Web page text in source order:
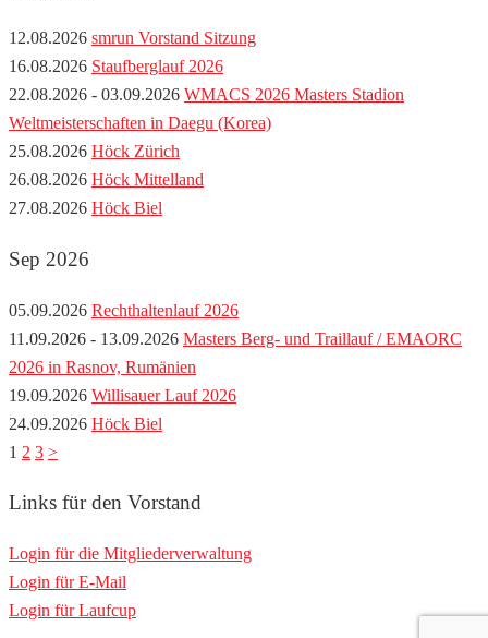
12.08.2026 smrun Vorstand Sitzung
16.08.2026 Staufberglauf 2026
22.08.2026 - 03.09.2026 WMACS 2026 Masters Stadion
Weltmeisterschaften in Daegu (Korea)
25.08.2026 Höck Zürich
26.08.2026 Höck Mittelland
27.08.2026 Höck Biel
Sep 2026
05.09.2026 Rechthaltenlauf 2026
11.09.2026 - 13.09.2026 Masters Berg- und Traillauf / EMAORC
2026 in Rasnov, Rumänien
19.09.2026 Willisauer Lauf 2026
24.09.2026 Höck Biel
1 2 3 >
Links für den Vorstand
Login für die Mitgliederverwaltung
Login für E-Mail
Login für Laufcup